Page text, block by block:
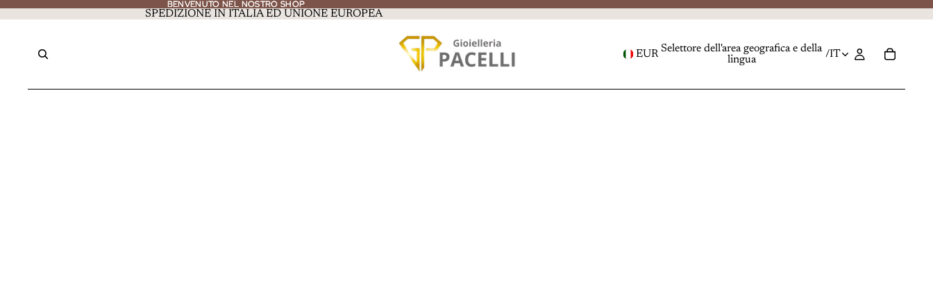
BENVENUTO NEL NOSTRO SHOP
BENVENUTO NEL NOSTRO SHOP
SPEDIZIONE IN ITALIA ED UNIONE EUROPEA
EUR Selettore dell'area geografica e della
lingua
/IT